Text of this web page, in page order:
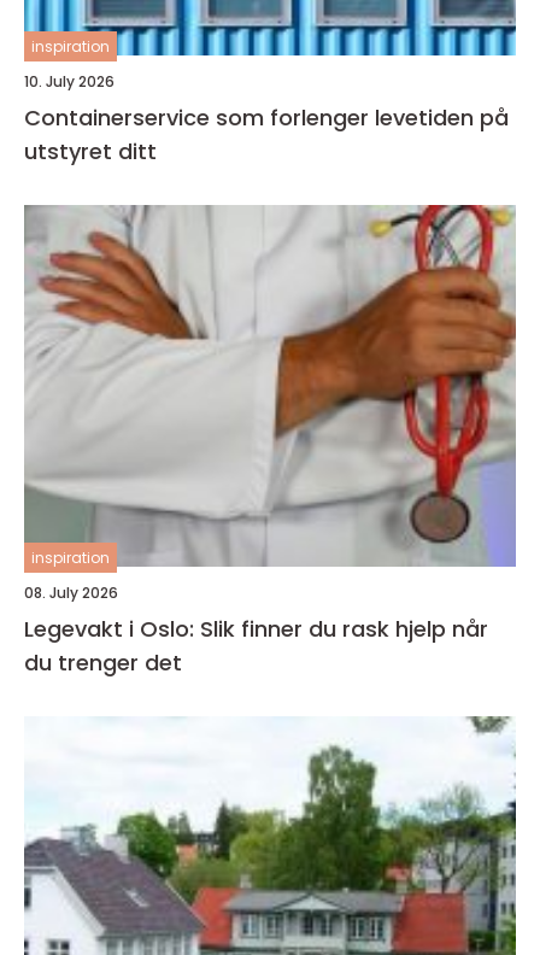
inspiration
10. July 2026
Containerservice som forlenger levetiden på
utstyret ditt
inspiration
08. July 2026
Legevakt i Oslo: Slik finner du rask hjelp når
du trenger det